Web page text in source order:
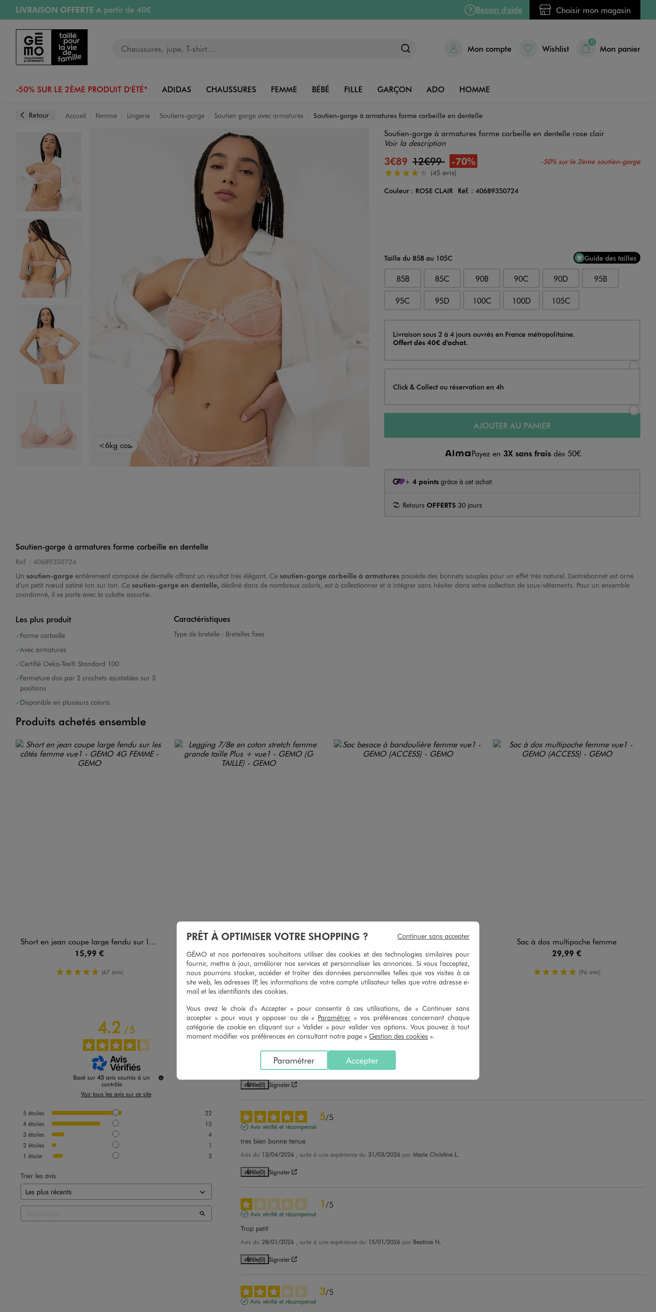
Aller au contenu principal
Aller à la navigation
LIVRAISON OFFERTE A partir de 40€
RETRAIT ET LIVRAISON OFFERTE
RÉSERVATION GRATUITE
4h en magasin
Retours OFFERTSpendant 30 jours
Besoin d'aide Choisir mon magasin
Mon compte Wishlist
0
Mon panier
-50% SUR LE 2ÈME PRODUIT D'ÉTÉ* ADIDAS CHAUSSURES FEMME BÉBÉ FILLE GARÇON ADO HOMME
Retour Accueil Femme Lingerie Soutiens-gorge Soutien gorge avec armatures Soutien-gorge à armatures forme corbeille en dentelle
Image 1 sur 4
Image 2 sur 4
Image 3 sur 4
<6kg CO2e
<6kg
Soutien-gorge à armatures forme corbeille en dentelle rose clair
Voir la description
3€89 12€99 -70% -50% sur le 2ème soutien-gorge
4/5 de moyenne(45 avis)
Couleur
Couleur : ROSE CLAIR Réf. : 40689350724
Taille du 85B au 105C Guide des tailles
85B 85C 90B 90C 90D 95B
95C 95D 100C 100D 105C
Livraison
Livraison sous 2 à 4 jours ouvrés en France métropolitaine.
Offert dès 40€ d'achat.
Click & Collect ou réservation en 4h
AJOUTER AU PANIER
Payez en 3X sans fraisdès 50€
+ 4 pointsgrâce à cet achat
Retours OFFERTS 30 jours
Soutien-gorge à armatures forme corbeille en dentelle
Réf. : 40689350724
Un soutien-gorge entièrement composé de dentelle offrant un résultat très élégant. Ce soutien-gorge corbeille à armatures possède des bonnets souples pour un effet très naturel. L’entrebonnet est orné
d’un petit nœud satiné ton sur ton. Ce soutien-gorge en dentelle, décliné dans de nombreux coloris, est à collectionner et à intégrer sans hésiter dans votre collection de sous-vêtements. Pour un ensemble
coordonné, il se porte avec la culotte assortie.
Les plus produit
Forme corbeille
Avec armatures
Certifié Oeko-Tex® Standard 100
Fermeture dos par 2 crochets ajustables sur 3
positions
Disponible en plusieurs coloris
Caractéristiques
Type de bretelle : Bretelles fixes
Produits achetés ensemble
Short en jean coupe large fendu sur les côtés femme
15,99 €
5/5 de moyenne
(67 avis)
Legging 7/8e en coton stretch femme grande taille Plus +
8,99 €
4.5/5 de moyenne
(141 avis)
Sac besace à bandoulière femme
19,99 €
4.5/5 de moyenne
(496 avis)
Sac à dos multipoche femme
29,99 €
5/5 de moyenne
(96 avis)
4.2/5
Basé sur45 avis soumis à un
contrôle
Voir tous les avis sur ce site
5 étoiles
22
4 étoiles
15
3 étoiles
4
2 étoiles
1
1 étoile 3
Trier les avis
5 / 5
Avis vérifié et récompensé
Parfait  et jolie
Avis du13/07/2026 , suite à une expérience du 30/06/2026
Utile(0) Signaler
5/5
Avis vérifié et récompensé
tres bien bonne tenue
Avis du 13/04/2026 , suite à une expérience du 31/03/2026 par Marie Christine L.
Utile(0) Signaler
1/5
Avis vérifié et récompensé
Trop petit
Avis du 28/01/2026 , suite à une expérience du 15/01/2026 par Beatrice N.
Utile(0) Signaler
3/5
Avis vérifié et récompensé
PRÊT À OPTIMISER VOTRE SHOPPING ?
GÉMO et nos partenaires souhaitons utiliser des cookies et des technologies similaires pour
fournir, mettre à jour, améliorer nos services et personnaliser les annonces. Si vous l'acceptez,
nous pourrons stocker, accéder et traiter des données personnelles telles que vos visites à ce
site web, les adresses IP, les informations de votre compte utilisateur telles que votre adresse e-
mail et les identifiants des cookies.
Vous avez le choix d'« Accepter » pour consentir à ces utilisations, de « Continuer sans
accepter » pour vous y opposer ou de « Paramétrer » vos préférences concernant chaque
catégorie de cookie en cliquant sur « Valider » pour valider vos options. Vous pouvez à tout
moment modifier vos préférences en consultant notre page « Gestion des cookies ».
Accepter
Paramétrer
Continuer sans accepter